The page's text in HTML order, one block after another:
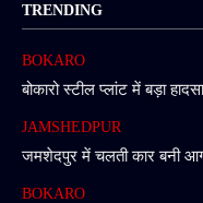
TRENDING
BOKARO
बोकारो स्टील प्लांट में बड़ा
JAMSHEDPUR
जमशेदपुर में चलती कार बनी आग
BOKARO